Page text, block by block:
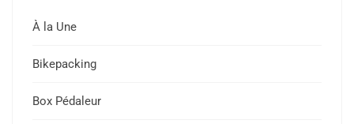
À la Une
Bikepacking
Box Pédaleur